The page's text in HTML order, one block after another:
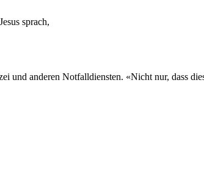
sprach,
und anderen Notfalldiensten. «Nicht nur, dass